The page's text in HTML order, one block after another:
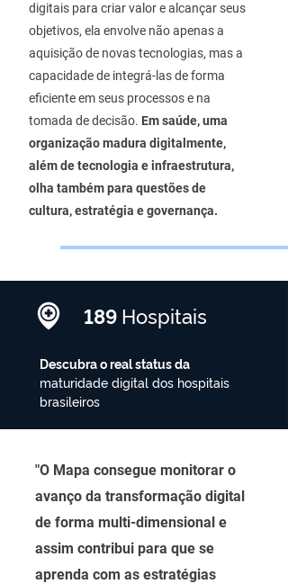
digitais para criar valor e alcançar seus
objetivos, ela envolve não apenas a
aquisição de novas tecnologias, mas a
capacidade de integrá-las de forma
eficiente em seus processos e na
tomada de decisão. Em saúde, uma
organização madura digitalmente,
além de tecnologia e infraestrutura,
olha também para questões de
cultura, estratégia e governança.
189 Hospitais
Descubra o real status da
maturidade digital dos hospitais
brasileiros
"O Mapa consegue monitorar o
avanço da transformação digital
de forma multi-dimensional e
assim contribui para que se
aprenda com as estratégias